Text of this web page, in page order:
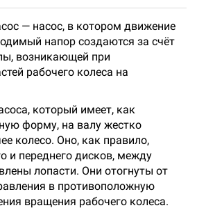
— насос, в котором движение
напор создаются за счёт
возникающей при
рабочего колеса на
который имеет, как
форму, на валу жестко
колесо. Оно, как правило,
и переднего дисков, между
лопасти. Они отогнуты от
в противоположную
вращения рабочего колеса.